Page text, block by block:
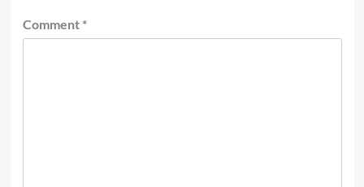
Comment *